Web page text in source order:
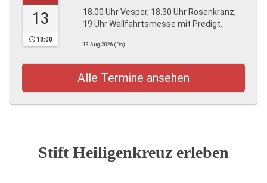
13
18:00
18.00 Uhr Vesper, 18.30 Uhr Rosenkranz,
19 Uhr Wallfahrtsmesse mit Predigt.
13.Aug.2026 (Do)
Alle Termine ansehen
Stift Heiligenkreuz erleben